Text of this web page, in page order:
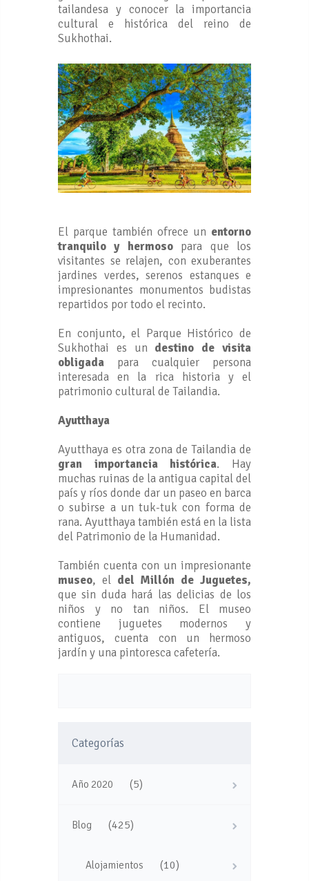
tailandesa y conocer la importancia
cultural e histórica del reino de
Sukhothai.
El parque también ofrece un entorno
tranquilo y hermosopara que los
visitantes se relajen, con exuberantes
jardines verdes, serenos estanques e
impresionantes monumentos budistas
repartidos por todo el recinto.
En conjunto, el Parque Histórico de
Sukhothai es un destino de visita
obligada para cualquier persona
interesada en la rica historia y el
patrimonio cultural de Tailandia.
Ayutthaya
Ayutthaya es otra zona de Tailandia de
gran importancia histórica. Hay
muchas ruinas de la antigua capital del
país y ríos donde dar un paseo en barca
o subirse a un tuk-tuk con forma de
rana. Ayutthaya también está en la lista
del Patrimonio de la Humanidad.
También cuenta con un impresionante
museo, el del Millón de Juguetes,
que sin duda hará las delicias de los
niños y no tan niños. El museo
contiene juguetes modernos y
antiguos, cuenta con un hermoso
jardín y una pintoresca cafetería.
Categorías
Año 2020 (5)
Blog (425)
Alojamientos (10)